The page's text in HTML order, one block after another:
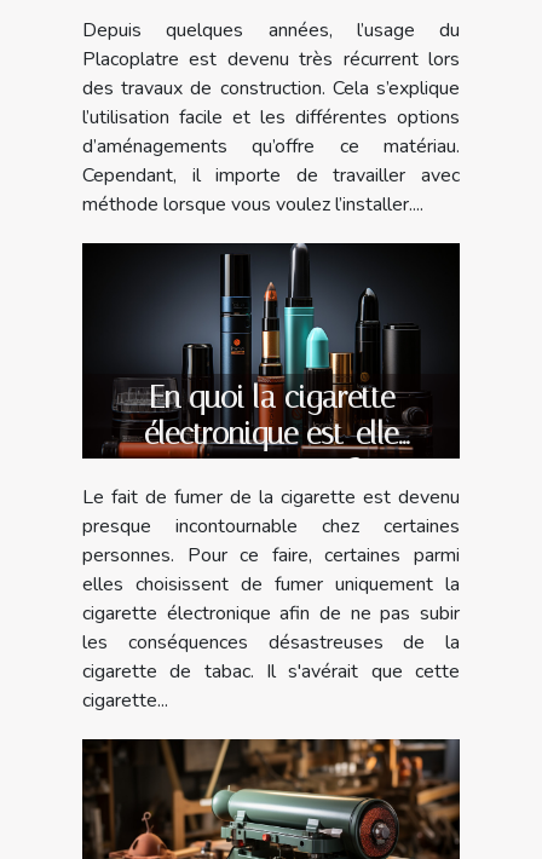
Depuis quelques années, l’usage du
Placoplatre est devenu très récurrent lors
des travaux de construction. Cela s’explique
l’utilisation facile et les différentes options
d’aménagements qu’offre ce matériau.
Cependant, il importe de travailler avec
méthode lorsque vous voulez l’installer....
En quoi la cigarette
électronique est-elle
avantageuse ?
Le fait de fumer de la cigarette est devenu
presque incontournable chez certaines
personnes. Pour ce faire, certaines parmi
elles choisissent de fumer uniquement la
cigarette électronique afin de ne pas subir
les conséquences désastreuses de la
cigarette de tabac. Il s'avérait que cette
cigarette...